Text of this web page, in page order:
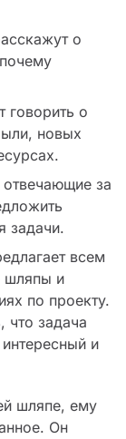
о
говорить о
новых
за
задачи.
всем
шляпы и
по проекту.
что задача
и
шляпе, ему
Он